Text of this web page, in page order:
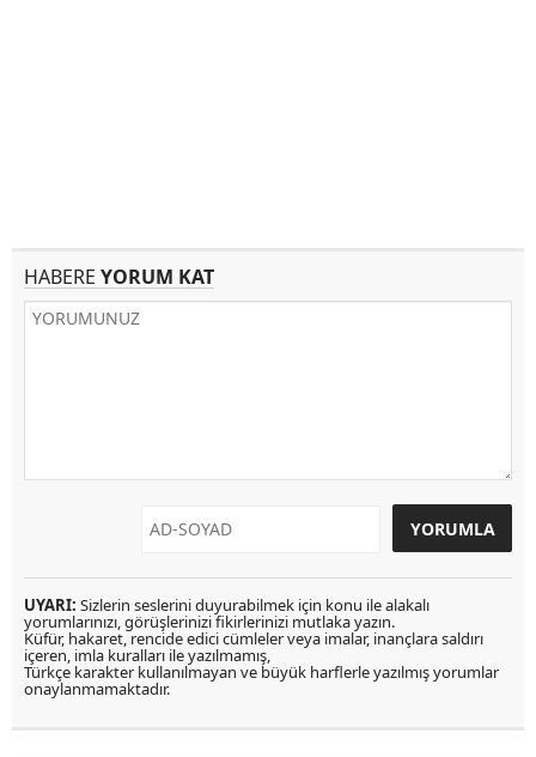
HABERE YORUM KAT
UYARI: Sizlerin seslerini duyurabilmek için konu ile alakalı
yorumlarınızı, görüşlerinizi fikirlerinizi mutlaka yazın.
Küfür, hakaret, rencide edici cümleler veya imalar, inançlara saldırı
içeren, imla kuralları ile yazılmamış,
Türkçe karakter kullanılmayan ve büyük harflerle yazılmış yorumlar
onaylanmamaktadır.